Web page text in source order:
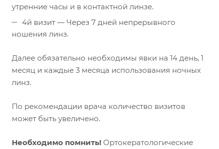
утренние часы и в контактной линзе.
4й визит — Через 7 дней непрерывного
ношения линз.
Далее обязательно необходимы явки на 14 день, 1
месяц и каждые 3 месяца использования ночных
линз.
По рекомендации врача количество визитов
может быть увеличено.
Необходимо помнить! Ортокератологические